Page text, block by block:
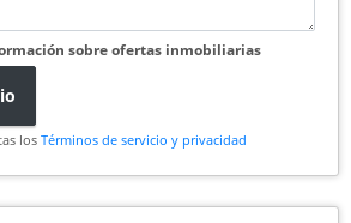
sobre ofertas inmobiliarias
los Términos de servicio y privacidad